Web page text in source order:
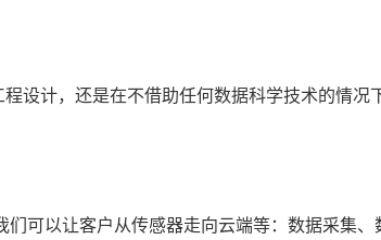
设计，还是在不借助任何数据科学技术的情况
可以让客户从传感器走向云端等：数据采集